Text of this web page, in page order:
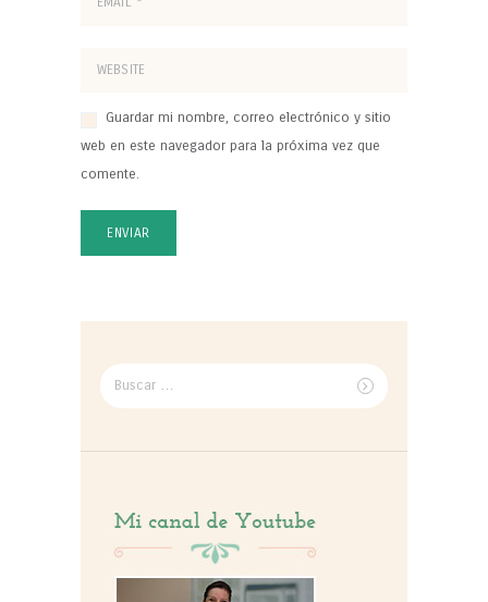
Guardar mi nombre, correo electrónico y sitio
web en este navegador para la próxima vez que
comente.
Buscar
por: